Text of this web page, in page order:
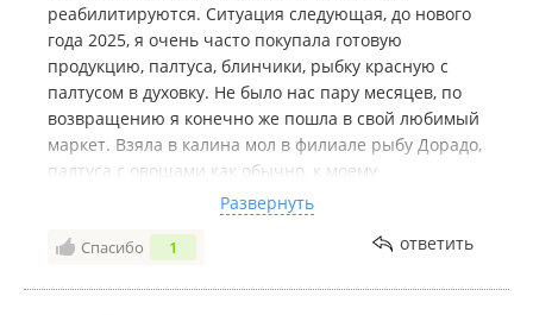
реабилитируются. Ситуация следующая, до нового
года 2025, я очень часто покупала готовую
продукцию, палтуса, блинчики, рыбку красную с
палтусом в духовку. Не было нас пару месяцев, по
возвращению я конечно же пошла в свой любимый
маркет. Взяла в калина мол в филиале рыбу Дорадо,
палтуса с овощами как обычно, к моему
расстройству лук используемый в этой рыбе был
поганый, жесткий скажем так, что просто делает
невыносим есть эти блюда и одно и второе.
Развернуть
Спасибо 1 ответить